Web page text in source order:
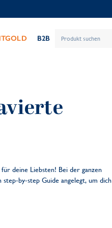
B2B
deine Liebsten! Bei der ganzen
by-step Guide angelegt, um dich